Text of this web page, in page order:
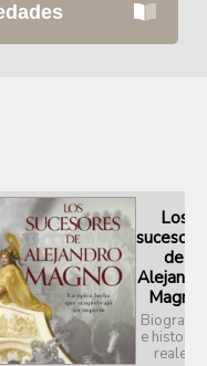
Los
de
Magno
Biografías
e historias
reales